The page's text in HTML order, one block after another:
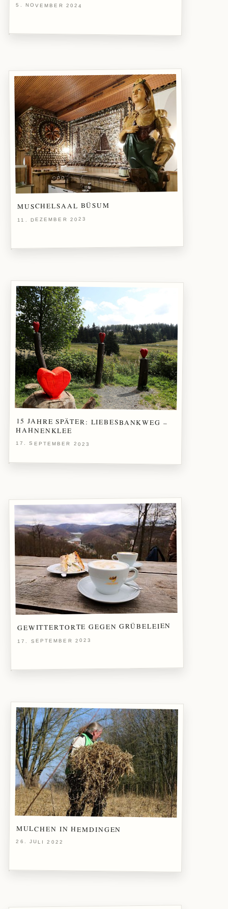
5. NOVEMBER 2024
MUSCHELSAAL BÜSUM
11. DEZEMBER 2023
15 JAHRE SPÄTER: LIEBESBANKWEG –
HAHNENKLEE
17. SEPTEMBER 2023
GEWITTERTORTE GEGEN GRÜBELEIEN
17. SEPTEMBER 2023
MULCHEN IN HEMDINGEN
26. JULI 2022